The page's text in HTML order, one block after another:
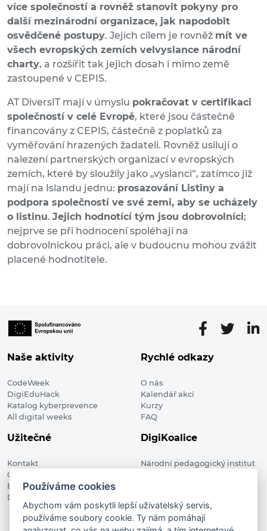
více společností a rovněž stanovit pokyny pro
další mezinárodní organizace, jak napodobit
osvědčené postupy. Jejich cílem je rovněž mít ve
všech evropských zemích velvyslance národní
charty, a rozšířit tak jejich dosah i mimo země
zastoupené v CEPIS.
AT DiversIT mají v úmyslu pokračovat v certifikaci
společností v celé Evropě, které jsou částečně
financovány z CEPIS, částečně z poplatků za
vyměřování hrazených žadateli. Rovněž usilují o
nalezení partnerských organizací v evropských
zemích, které by sloužily jako „vyslanci“, zatímco již
mají na Islandu jednu: prosazování Listiny a
podpora společností ve své zemi, aby se ucházely
o listinu. Jejich hodnotící tým jsou dobrovolníci;
nejprve se při hodnocení spoléhají na
dobrovolnickou práci, ale v budoucnu mohou zvážit
placené hodnotitele.
Naše aktivity
CodeWeek
DigiEduHack
Katalog kyberprevence
All digital weeks
Rychlé odkazy
O nás
Kalendář akcí
Kurzy
FAQ
Užitečné
Kontakt
Členské organizace
Blog
Digitalizace ve vzdělávání
DigiKoalice
Národní pedagogický institut
DigiKoalice 2021. All rights reserved
Používáme cookies
Abychom vám poskytli lepší uživatelský servis,
používáme soubory cookie. Ty nám pomáhají